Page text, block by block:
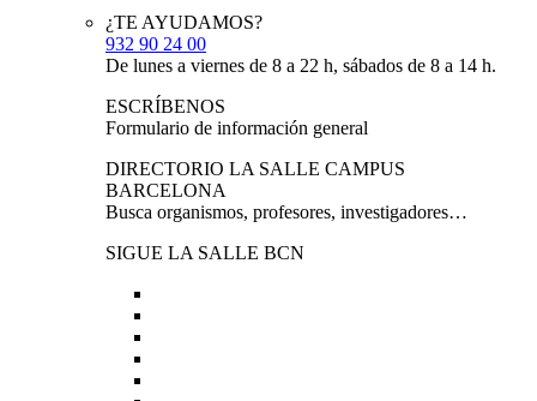
¿TE AYUDAMOS?
932 90 24 00
De lunes a viernes de 8 a 22 h, sábados de 8 a 14 h.
ESCRÍBENOS
Formulario de información general
DIRECTORIO LA SALLE CAMPUS
BARCELONA
Busca organismos, profesores, investigadores…
SIGUE LA SALLE BCN